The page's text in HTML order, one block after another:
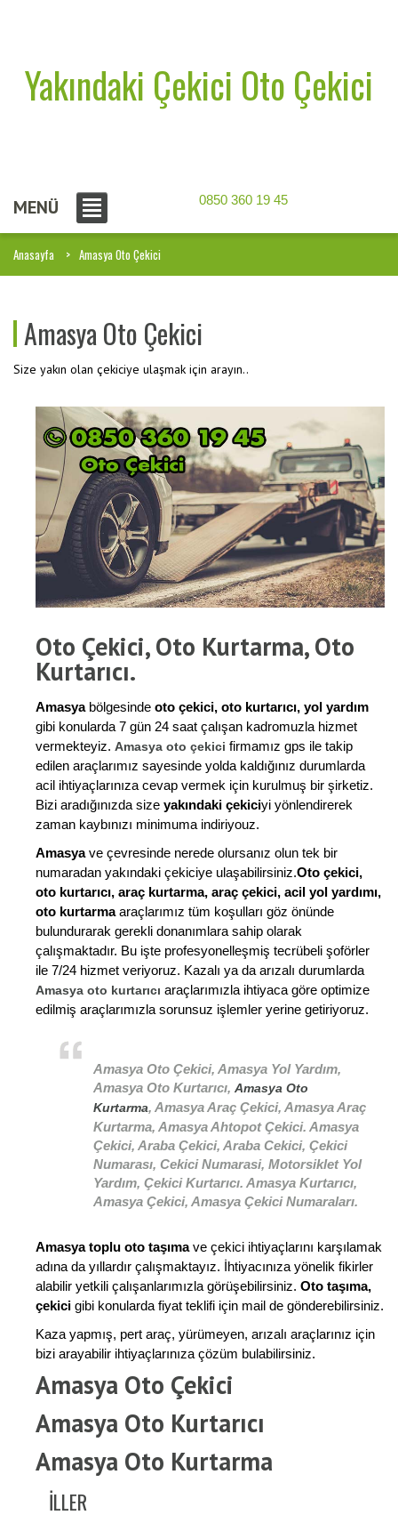
Yakındaki Çekici Oto Çekici
MENÜ 0850 360 19 45
Anasayfa Amasya Oto Çekici
Amasya Oto Çekici
Size yakın olan çekiciye ulaşmak için arayın..
Oto Çekici, Oto Kurtarma, Oto
Kurtarıcı.
Amasya bölgesinde oto çekici, oto kurtarıcı, yol yardım
gibi konularda 7 gün 24 saat çalışan kadromuzla hizmet
vermekteyiz. Amasya oto çekici firmamız gps ile takip
edilen araçlarımız sayesinde yolda kaldığınız durumlarda
acil ihtiyaçlarınıza cevap vermek için kurulmuş bir şirketiz.
Bizi aradığınızda size yakındaki çekiciyi yönlendirerek
zaman kaybınızı minimuma indiriyouz.
Amasyave çevresinde nerede olursanız olun tek bir
numaradan yakındaki çekiciye ulaşabilirsiniz.Oto çekici,
oto kurtarıcı, araç kurtarma, araç çekici, acil yol yardımı,
oto kurtarmaaraçlarımız tüm koşulları göz önünde
bulundurarak gerekli donanımlara sahip olarak
çalışmaktadır. Bu işte profesyonelleşmiş tecrübeli şoförler
ile 7/24 hizmet veriyoruz. Kazalı ya da arızalı durumlarda
Amasya oto kurtarıcı araçlarımızla ihtiyaca göre optimize
edilmiş araçlarımızla sorunsuz işlemler yerine getiriyoruz.
Amasya Oto Çekici, Amasya Yol Yardım,
Amasya Oto Kurtarıcı, Amasya Oto
Kurtarma, Amasya Araç Çekici, Amasya Araç
Kurtarma, Amasya Ahtopot Çekici. Amasya
Çekici, Araba Çekici, Araba Cekici, Çekici
Numarası, Cekici Numarasi, Motorsiklet Yol
Yardım, Çekici Kurtarıcı. Amasya Kurtarıcı,
Amasya Çekici, Amasya Çekici Numaraları.
Amasya toplu oto taşımave çekici ihtiyaçlarını karşılamak
adına da yıllardır çalışmaktayız. İhtiyacınıza yönelik fikirler
alabilir yetkili çalışanlarımızla görüşebilirsiniz. Oto taşıma,
çekici gibi konularda fiyat teklifi için mail de gönderebilirsiniz.
Kaza yapmış, pert araç, yürümeyen, arızalı araçlarınız için
bizi arayabilir ihtiyaçlarınıza çözüm bulabilirsiniz.
Amasya Oto Çekici
Amasya Oto Kurtarıcı
Amasya Oto Kurtarma
İLLER